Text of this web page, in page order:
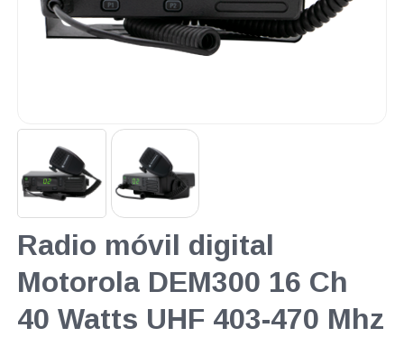
Radio móvil digital
Motorola DEM300 16 Ch
40 Watts UHF 403-470 Mhz